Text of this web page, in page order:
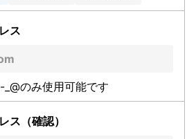
ス
のみ使用可能です
ス（確認）